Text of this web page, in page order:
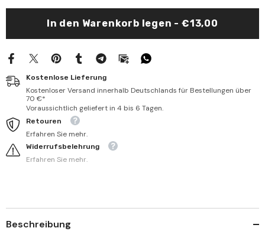
Şerhi
البرهان
في
شرح
رسالة
الشيخ
أرسلان
في
Şerhi
Şeyh
Tevhid
البرهان
في
شرح
رسالة
الشيخ
أرسلان
في
In den Warenkorb legen - €13,00
Kostenlose Lieferung
Kostenloser Versand innerhalb Deutschlands für Bestellungen über
70 €*
Voraussichtlich geliefert in 4 bis 6 Tagen.
Retouren
Erfahren Sie mehr.
Widerrufsbelehrung
Erfahren Sie mehr.
Beschreibung